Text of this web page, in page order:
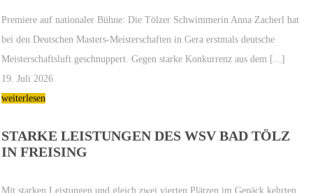
Premiere auf nationaler Bühne: Die Tölzer Schwimmerin Anna Zacherl hat
bei den Deutschen Masters-Meisterschaften in Gera erstmals deutsche
Meisterschaftsluft geschnuppert. Gegen starke Konkurrenz aus dem [...]
19. Juli 2026
weiterlesen
STARKE LEISTUNGEN DES WSV BAD TÖLZ
IN FREISING
Mit starken Leistungen und gleich zwei vierten Plätzen im Gepäck kehrten